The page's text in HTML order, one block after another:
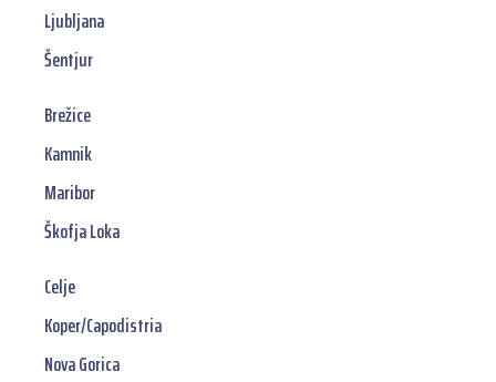
Ljubljana
Šentjur
Brežice
Kamnik
Maribor
Škofja Loka
Celje
Koper/Capodistria
Nova Gorica